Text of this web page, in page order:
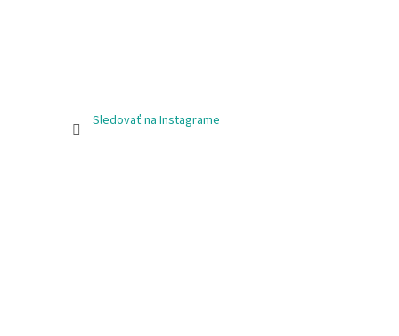
Sledovať na Instagrame